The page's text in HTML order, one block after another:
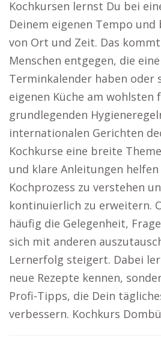
Kochkursen lernst Du bei
Deinem eigenen Tempo
von Ort und Zeit. Das
Menschen entgegen, die
Terminkalender haben oder
eigenen Küche am wohlsten
grundlegenden
internationalen Gerichten
Kochkurse eine breite
und klare Anleitungen
Kochprozess zu verstehen
kontinuierlich zu erweitern.
häufig die Gelegenheit,
sich mit anderen
Lernerfolg steigert. Dabei
neue Rezepte kennen,
Profi-Tipps, die Dein
verbessern. Kochkurs